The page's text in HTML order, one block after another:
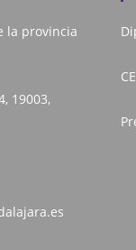
la provincia
19003,